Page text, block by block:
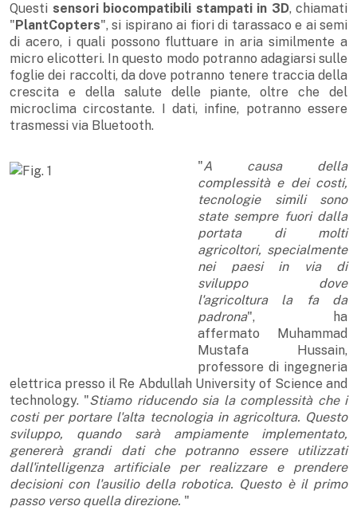
Questi sensori biocompatibili stampati in 3D, chiamati
" PlantCopters", si ispirano ai fiori di tarassaco e ai semi
di acero, i quali possono fluttuare in aria similmente a
micro elicotteri. In questo modo potranno adagiarsi sulle
foglie dei raccolti, da dove potranno tenere traccia della
crescita e della salute delle piante, oltre che del
microclima circostante. I dati, infine, potranno essere
trasmessi via Bluetooth.
"A causa della
complessità e dei costi,
tecnologie simili sono
state sempre fuori dalla
portata di molti
agricoltori, specialmente
nei paesi in via di
sviluppo dove
l'agricoltura la fa da
padrona", ha
affermato Muhammad
Mustafa Hussain,
professore di ingegneria
elettrica presso il Re Abdullah University of Science and
technology. "Stiamo riducendo sia la complessità che i
costi per portare l'alta tecnologia in agricoltura. Questo
sviluppo, quando sarà ampiamente implementato,
genererà grandi dati che potranno essere utilizzati
dall'intelligenza artificiale per realizzare e prendere
decisioni con l'ausilio della robotica. Questo è il primo
passo verso quella direzione. "